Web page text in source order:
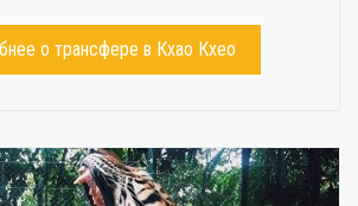
о трансфере в Кхао Кхео